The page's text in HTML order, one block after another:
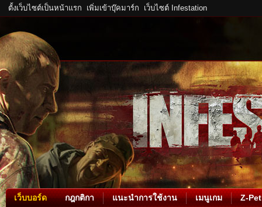
ตั้งเว็บไซต์เป็นหน้าแรก เพิ่มเข้าบุ๊คมาร์ก เว็บไซต์ Infestation
เว็บบอร์ด กฎกติกา แนะนำการใช้งาน เมนูเกม Z-Pet